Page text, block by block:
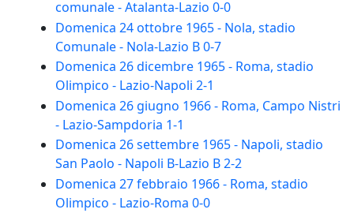
comunale - Atalanta-Lazio 0-0
Domenica 24 ottobre 1965 - Nola, stadio
Comunale - Nola-Lazio B 0-7
Domenica 26 dicembre 1965 - Roma, stadio
Olimpico - Lazio-Napoli 2-1
Domenica 26 giugno 1966 - Roma, Campo Nistri
- Lazio-Sampdoria 1-1
Domenica 26 settembre 1965 - Napoli, stadio
San Paolo - Napoli B-Lazio B 2-2
Domenica 27 febbraio 1966 - Roma, stadio
Olimpico - Lazio-Roma 0-0